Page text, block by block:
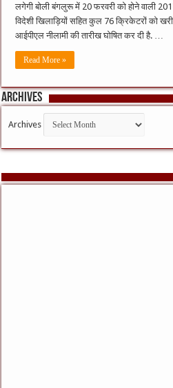
लगेगी बोली बंगलुरू में 20 फरवरी को होने वाली
विदेशी खिलाड़ियों सहित कुल 76 क्रिकेटरों को
आईपीएल नीलामी की तारीख घोषित कर दी है. …
Read More »
Archives
Archives